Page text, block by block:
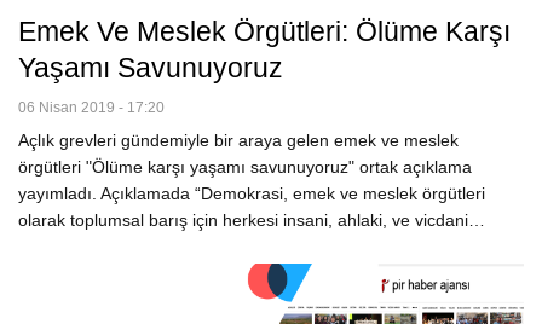
Emek Ve Meslek Örgütleri: Ölüme Karşı
Yaşamı Savunuyoruz
06 Nisan 2019 - 17:20
Açlık grevleri gündemiyle bir araya gelen emek ve meslek
örgütleri "Ölüme karşı yaşamı savunuyoruz" ortak açıklama
yayımladı. Açıklamada “Demokrasi, emek ve meslek örgütleri
olarak toplumsal barış için herkesi insani, ahlaki, ve vicdani…